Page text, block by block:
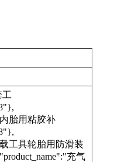
工
胎用粘胶补
工具轮胎用防滑装
充气